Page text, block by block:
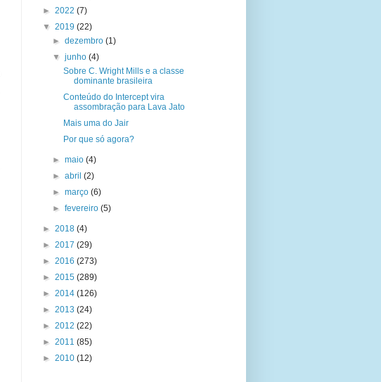
► 2022 (7)
▼ 2019 (22)
►dezembro(1)
▼junho(4)
Sobre C. Wright Mills e a classe
dominante brasileira
Conteúdo do Intercept vira
assombração para Lava Jato
Mais uma do Jair
Por que só agora?
►maio(4)
►abril(2)
►março(6)
►fevereiro(5)
► 2018 (4)
► 2017 (29)
► 2016 (273)
► 2015 (289)
► 2014 (126)
► 2013 (24)
► 2012 (22)
► 2011 (85)
► 2010 (12)